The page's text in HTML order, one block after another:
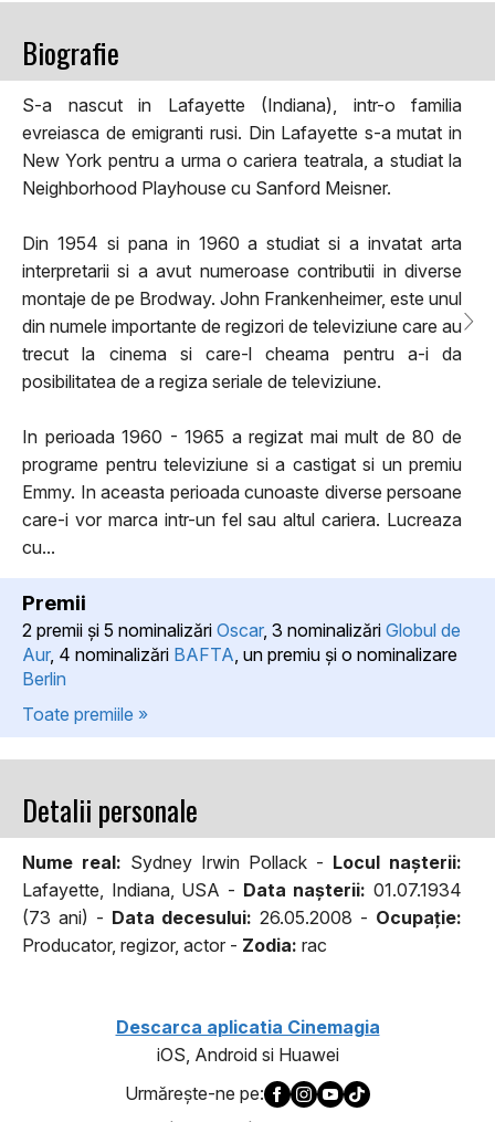
Biografie
S-a nascut in Lafayette (Indiana), intr-o familia
evreiasca de emigranti rusi. Din Lafayette s-a mutat in
New York pentru a urma o cariera teatrala, a studiat la
Neighborhood Playhouse cu Sanford Meisner.
Din 1954 si pana in 1960 a studiat si a invatat arta
interpretarii si a avut numeroase contributii in diverse
montaje de pe Brodway. John Frankenheimer, este unul
din numele importante de regizori de televiziune care au
trecut la cinema si care-l cheama pentru a-i da
posibilitatea de a regiza seriale de televiziune.
In perioada 1960 - 1965 a regizat mai mult de 80 de
programe pentru televiziune si a castigat si un premiu
Emmy. In aceasta perioada cunoaste diverse persoane
care-i vor marca intr-un fel sau altul cariera. Lucreaza
cu...
Premii
2 premii şi 5 nominalizări Oscar, 3 nominalizări Globul de
Aur, 4 nominalizări BAFTA , un premiu şi o nominalizare
Berlin
Toate premiile »
Detalii personale
Nume real: Sydney Irwin Pollack - Locul naşterii:
Lafayette, Indiana, USA - Data naşterii: 01.07.1934
(73 ani) - Data decesului: 26.05.2008 - Ocupaţie:
Producator, regizor, actor - Zodia: rac
Descarca aplicatia Cinemagia
iOS, Android si Huawei
Urmăreşte-ne pe: